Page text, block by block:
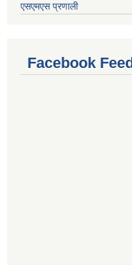
एसएमएस प्रणाली
Facebook Feed